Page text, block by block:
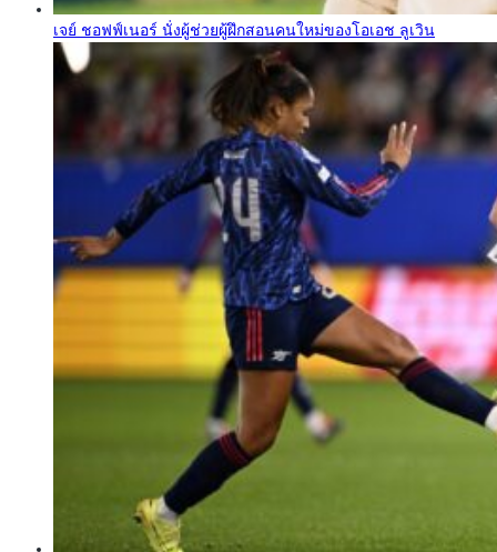
เจย์ ชอฟฟ์เนอร์ นั่งผู้ช่วยผู้ฝึกสอนคนใหม่ของโอเอช ลูเวิน